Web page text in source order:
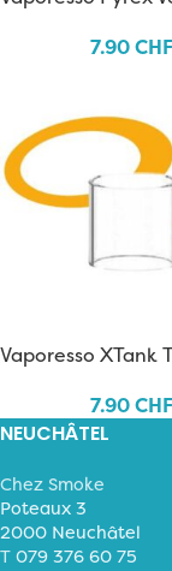
7.90CHF
Vaporesso XTank
7.90CHF
NEUCHÂTEL
Chez Smoke
Poteaux 3
2000 Neuchâtel
T 079 376 60 75